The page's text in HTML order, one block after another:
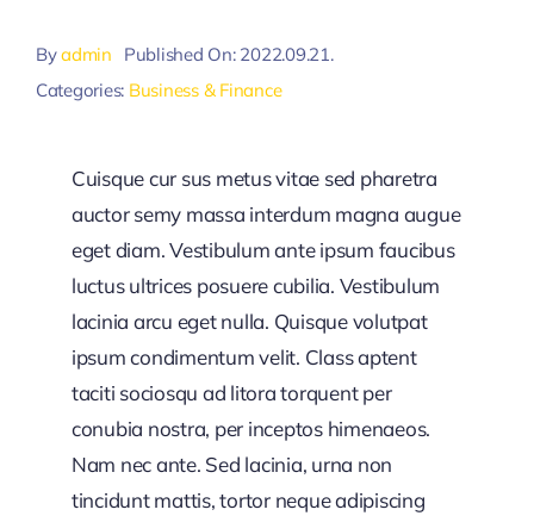
Byadmin
Published On: 2022.09.21.
Categories: Business & Finance
Cuisque cur sus metus vitae sed pharetra
auctor semy massa interdum magna augue
eget diam. Vestibulum ante ipsum faucibus
luctus ultrices posuere cubilia. Vestibulum
lacinia arcu eget nulla. Quisque volutpat
ipsum condimentum velit. Class aptent
taciti sociosqu ad litora torquent per
conubia nostra, per inceptos himenaeos.
Nam nec ante. Sed lacinia, urna non
tincidunt mattis, tortor neque adipiscing